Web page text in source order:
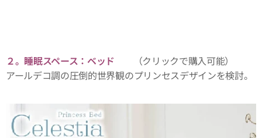
２。睡眠スペース：ベッド
（クリックで購入可能）
アールデコ調の圧倒的世界観のプリンセスデザインを検討。